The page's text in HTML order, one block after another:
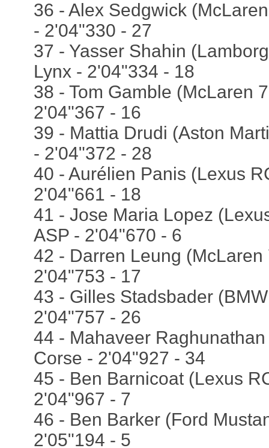
36 - Alex Sedgwick
- 2'04"330 - 27
37 - Yasser Shahin
Lynx - 2'04"334 - 18
38 - Tom Gamble (McLaren
2'04"367 - 16
39 - Mattia Drudi (Aston
- 2'04"372 - 28
40 - Aurélien Panis (Lexus
2'04"661 - 18
41 - Jose Maria Lopez
ASP - 2'04"670 - 6
42 - Darren Leung
2'04"753 - 17
43 - Gilles Stadsbader
2'04"757 - 26
44 - Mahaveer
Corse - 2'04"927 - 34
45 - Ben Barnicoat (Lexus
2'04"967 - 7
46 - Ben Barker (Ford
2'05"194 - 5